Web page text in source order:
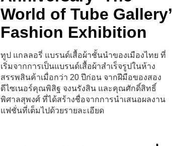
World of Tube Gallery’
Fashion Exhibition
ทูป แกลลอรี่ แบรนด์เสื้อผ้าชั้นนำของเมืองไทย ที่
เริ่มจากการเป็นแบรนด์เสื้อผ้าสำเร็จรูปในห้าง
สรรพสินค้าเมื่อกว่า 20 ปีก่อน จากฝีมือของสอง
ดีไซเนอร์คุณพิสิฐ จงนรังสิน และคุณศักดิ์สิทธิ์
พิศาลสุพงศ์ ที่ได้สร้างชื่อจากการนำเสนอผลงาน
แฟชั่นที่เต็มไปด้วยรายละเอียด